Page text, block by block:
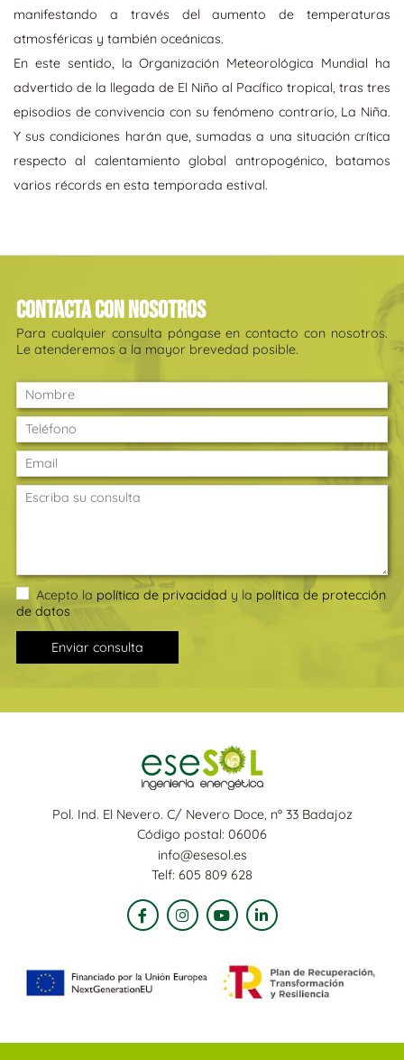
manifestando a través del aumento de temperaturas
atmosféricas y también oceánicas.
En este sentido, la Organización Meteorológica Mundial ha
advertido de la llegada de El Niño al Pacífico tropical, tras tres
episodios de convivencia con su fenómeno contrario, La Niña.
Y sus condiciones harán que, sumadas a una situación crítica
respecto al calentamiento global antropogénico, batamos
varios récords en esta temporada estival.
Contacta con nosotros
Para cualquier consulta póngase en contacto con nosotros.
Le atenderemos a la mayor brevedad posible.
Acepto la política de privacidad y la política de protección
de datos
Enviar consulta
Pol. Ind. El Nevero. C/ Nevero Doce, nº 33 Badajoz
Código postal: 06006
info@esesol.es
Telf: 605 809 628